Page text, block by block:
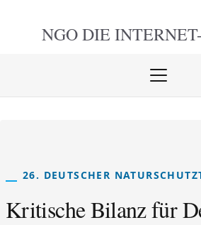
NGO DIE
Menü
26. DEUTSCHER
Kritische Bilanz für